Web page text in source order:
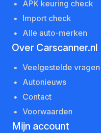
APK keuring check
Import check
Alle auto-merken
Over Carscanner.nl
Veelgestelde vragen
Autonieuws
Contact
Voorwaarden
Mijn account